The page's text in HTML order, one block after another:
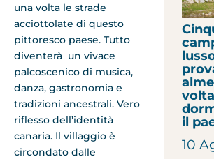
una volta le strade
acciottolate di questo
pittoresco paese. Tutto
diventerà un vivace
palcoscenico di musica,
danza, gastronomia e
tradizioni ancestrali. Vero
riflesso dell’identità
canaria. Il villaggio è
circondato dalle
il
10